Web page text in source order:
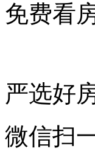
免费看
严选好
微信扫